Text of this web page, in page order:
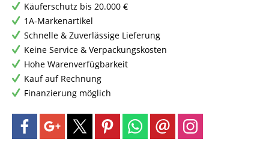
Käuferschutz bis 20.000 €
1A-Markenartikel
Schnelle & Zuverlässige Lieferung
Keine Service & Verpackungskosten
Hohe Warenverfügbarkeit
Kauf auf Rechnung
Finanzierung möglich